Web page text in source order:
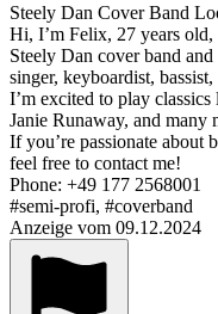
Steely Dan Cover Band
Hi, I’m Felix, 27 years
Steely Dan cover band
singer, keyboardist,
I’m excited to play
Janie Runaway, and many
If you’re passionate about
feel free to contact me!
Phone: +49 177 2568001
#semi-profi, #coverband
Anzeige vom 09.12.2024